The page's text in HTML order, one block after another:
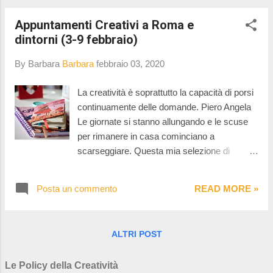
Appuntamenti Creativi a Roma e
dintorni (3-9 febbraio)
By Barbara Barbara febbraio 03, 2020
La creatività è soprattutto la capacità di porsi
continuamente delle domande. Piero Angela
Le giornate si stanno allungando e le scuse
per rimanere in casa cominciano a
scarseggiare. Questa mia selezione di
niente da fare ..." Cinque idee, cinque
Posta un commento READ MORE »
ALTRI POST
Le Policy della Creatività